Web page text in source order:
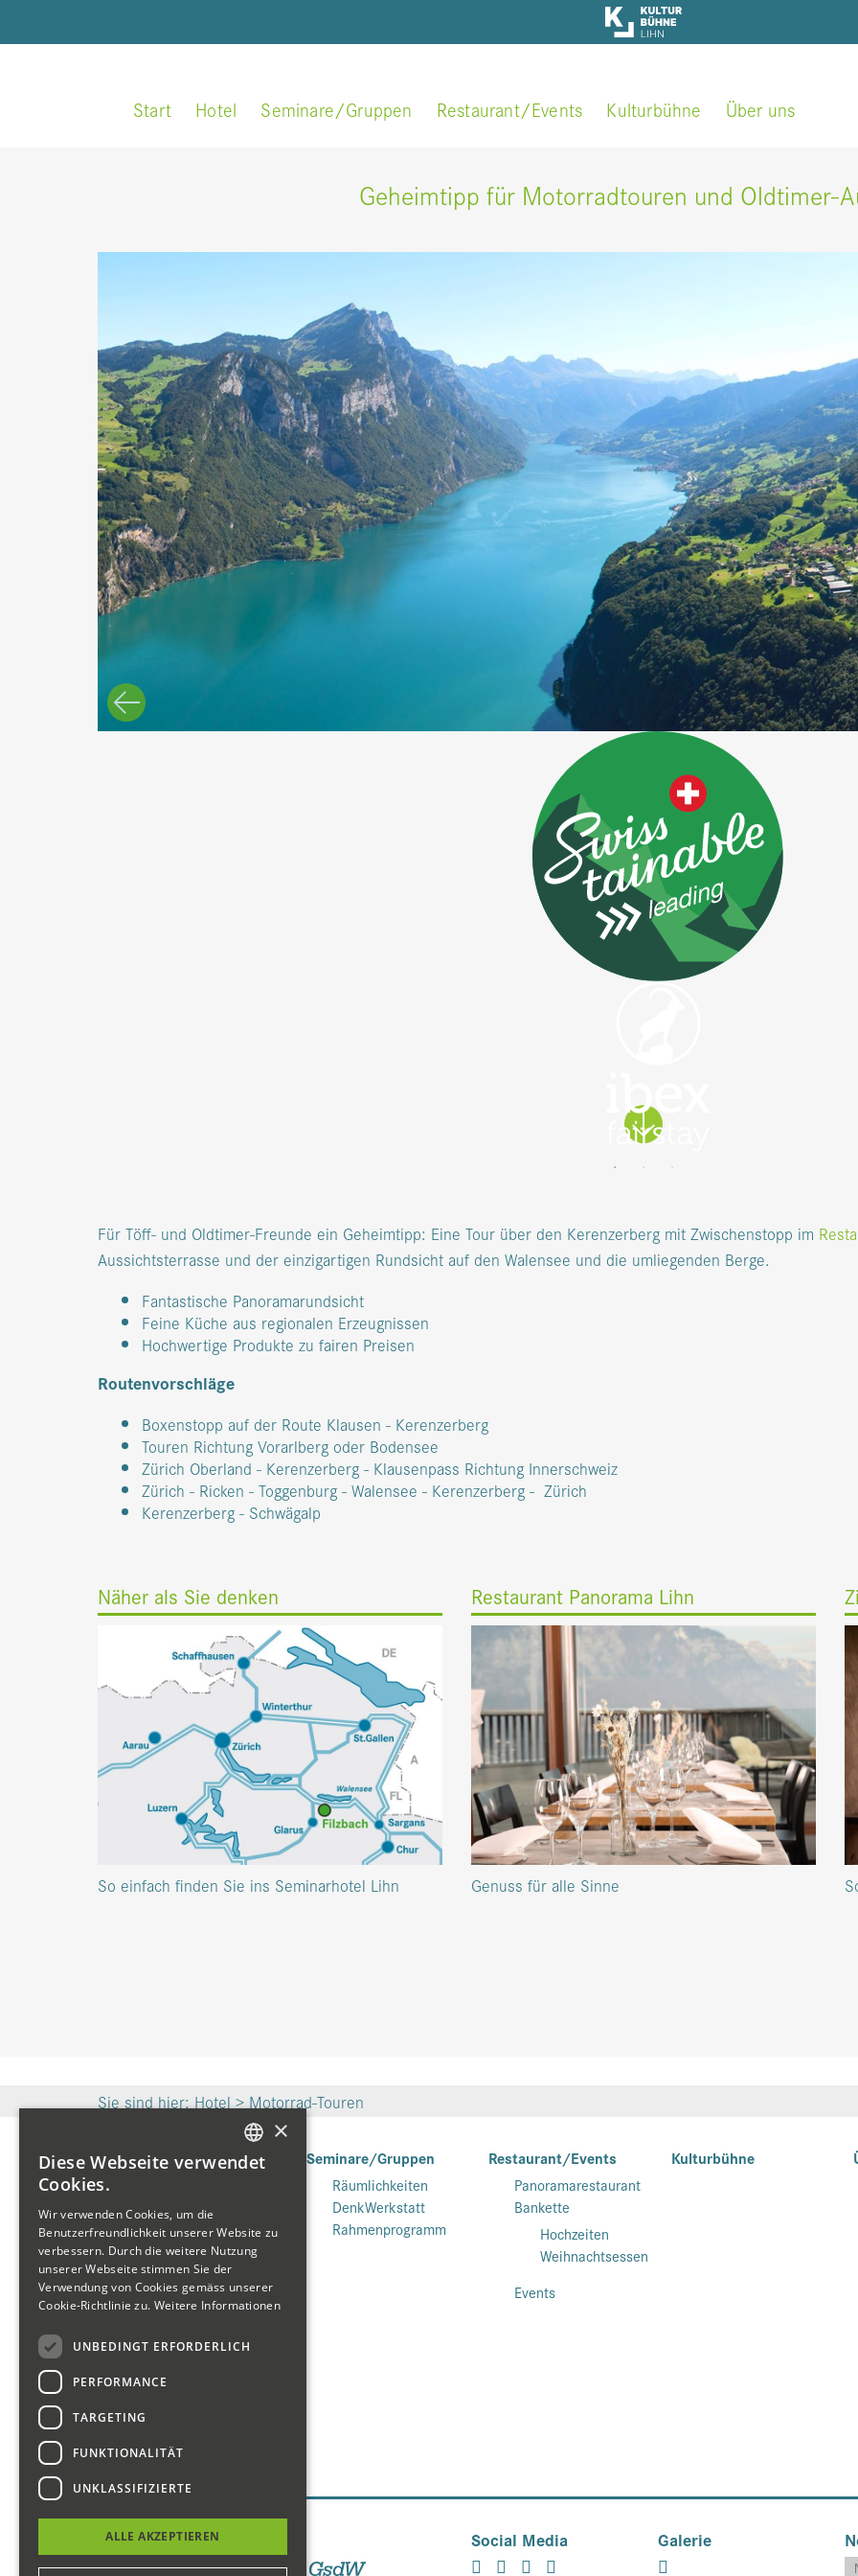
Start Hotel Seminare/Gruppen Restaurant/Events Kulturbühne Über uns
Geheimtipp für Motorradtouren und Oldtimer-
Für Töff- und Oldtimer-Freunde ein Geheimtipp: Eine Tour über den Kerenzerberg mit Zwischenstopp im
Aussichtsterrasse und der einzigartigen Rundsicht auf den Walensee und die umliegenden Berge.
Fantastische Panoramarundsicht
Feine Küche aus regionalen Erzeugnissen
Hochwertige Produkte zu fairen Preisen
Routenvorschläge
Boxenstopp auf der Route Klausen - Kerenzerberg
Touren Richtung Vorarlberg oder Bodensee
Zürich Oberland - Kerenzerberg - Klausenpass Richtung Innerschweiz
Zürich - Ricken - Toggenburg - Walensee - Kerenzerberg - Zürich
Kerenzerberg - Schwägalp
Näher als Sie denken
So einfach finden Sie ins Seminarhotel Lihn
Restaurant Panorama Lihn
Genuss für alle Sinne
Sie sind hier:Hotel>Motorrad-Touren
Hotel
3* Maisonette
3* Panorama
3* Gartenblick
1* Nostalgie
Angebote
Motorrad-Touren
Seminare/Gruppen
Räumlichkeiten
DenkWerkstatt
Rahmenprogramm
Restaurant/Events
Panoramarestaurant
Bankette
Hochzeiten
Weihnachtsessen
Events
Kulturbühne
Unsere Seiten Social Media Galerie
GERMAN
FRENCH
×
Diese Webseite verwendet
Cookies.
Wir verwenden Cookies, um die
Benutzerfreundlichkeit unserer Website zu
verbessern. Durch die weitere Nutzung
unserer Webseite stimmen Sie der
Verwendung von Cookies gemäss unserer
Cookie-Richtlinie zu. Weitere Informationen
UNBEDINGT ERFORDERLICH
PERFORMANCE
TARGETING
FUNKTIONALITÄT
UNKLASSIFIZIERTE
ALLE AKZEPTIEREN